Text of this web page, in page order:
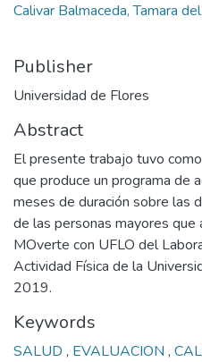
Calivar Balmaceda, Tamara
Publisher
Universidad de Flores
Abstract
El presente trabajo tuvo
que produce un programa de
meses de duración sobre las
de las personas mayores que
MOverte con UFLO del
Actividad Física de la
2019.
Keywords
SALUD , EVALUACION ,